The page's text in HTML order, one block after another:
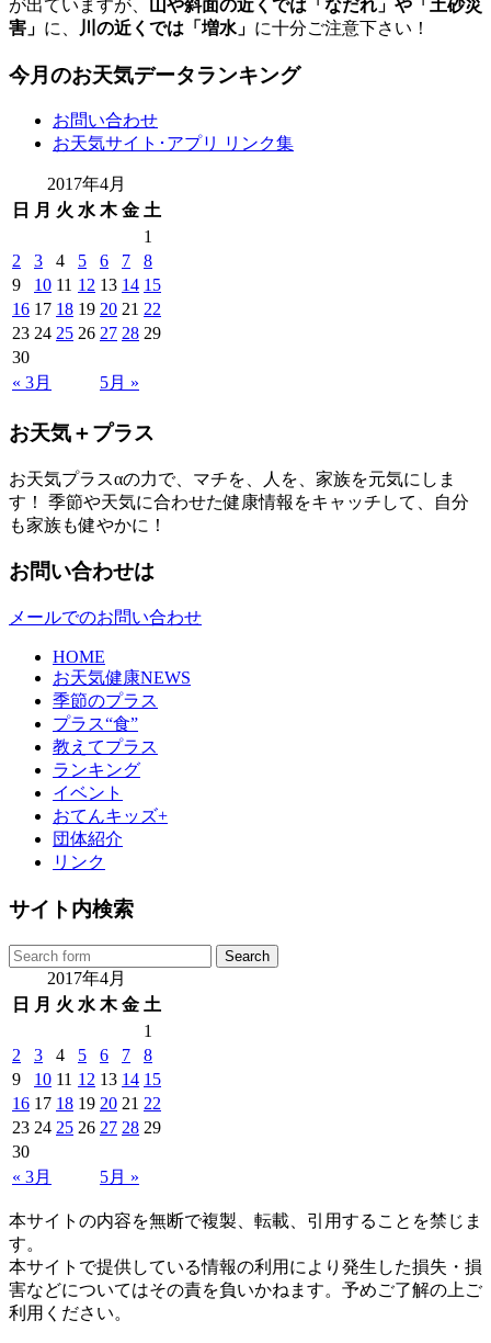
が出ていますが、 山や斜面の近くでは「なだれ」や「土砂災
害」 に、 川の近くでは「増水」 に十分ご注意下さい！
今月のお天気データランキング
お問い合わせ
お天気サイト･アプリ リンク集
2017年4月
日
月 火 水 木 金 土
« 3月 5月 »
1
2
3 4 5 6 7
8
9
10 11 12 13 14 15
16 17 18 19 20 21 22
23 24 25 26 27 28 29
30
お天気＋プラス
お天気プラスαの力で、マチを、人を、家族を元気にしま
す！ 季節や天気に合わせた健康情報をキャッチして、自分
も家族も健やかに！
お問い合わせは
メールでのお問い合わせ
HOME
お天気健康NEWS
季節のプラス
プラス“食”
教えてプラス
ランキング
イベント
おてんキッズ+
団体紹介
リンク
サイト内検索
2017年4月
日
月 火 水 木 金 土
« 3月 5月 »
1
2
3 4 5 6 7
8
9
10 11 12 13 14 15
16 17 18 19 20 21 22
23 24 25 26 27 28 29
30
本サイトの内容を無断で複製、転載、引用することを禁じま
す。
本サイトで提供している情報の利用により発生した損失・損
害などについてはその責を負いかねます。予めご了解の上ご
利用ください。